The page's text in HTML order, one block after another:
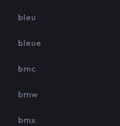
bleu
bleue
bmc
bmw
bmx